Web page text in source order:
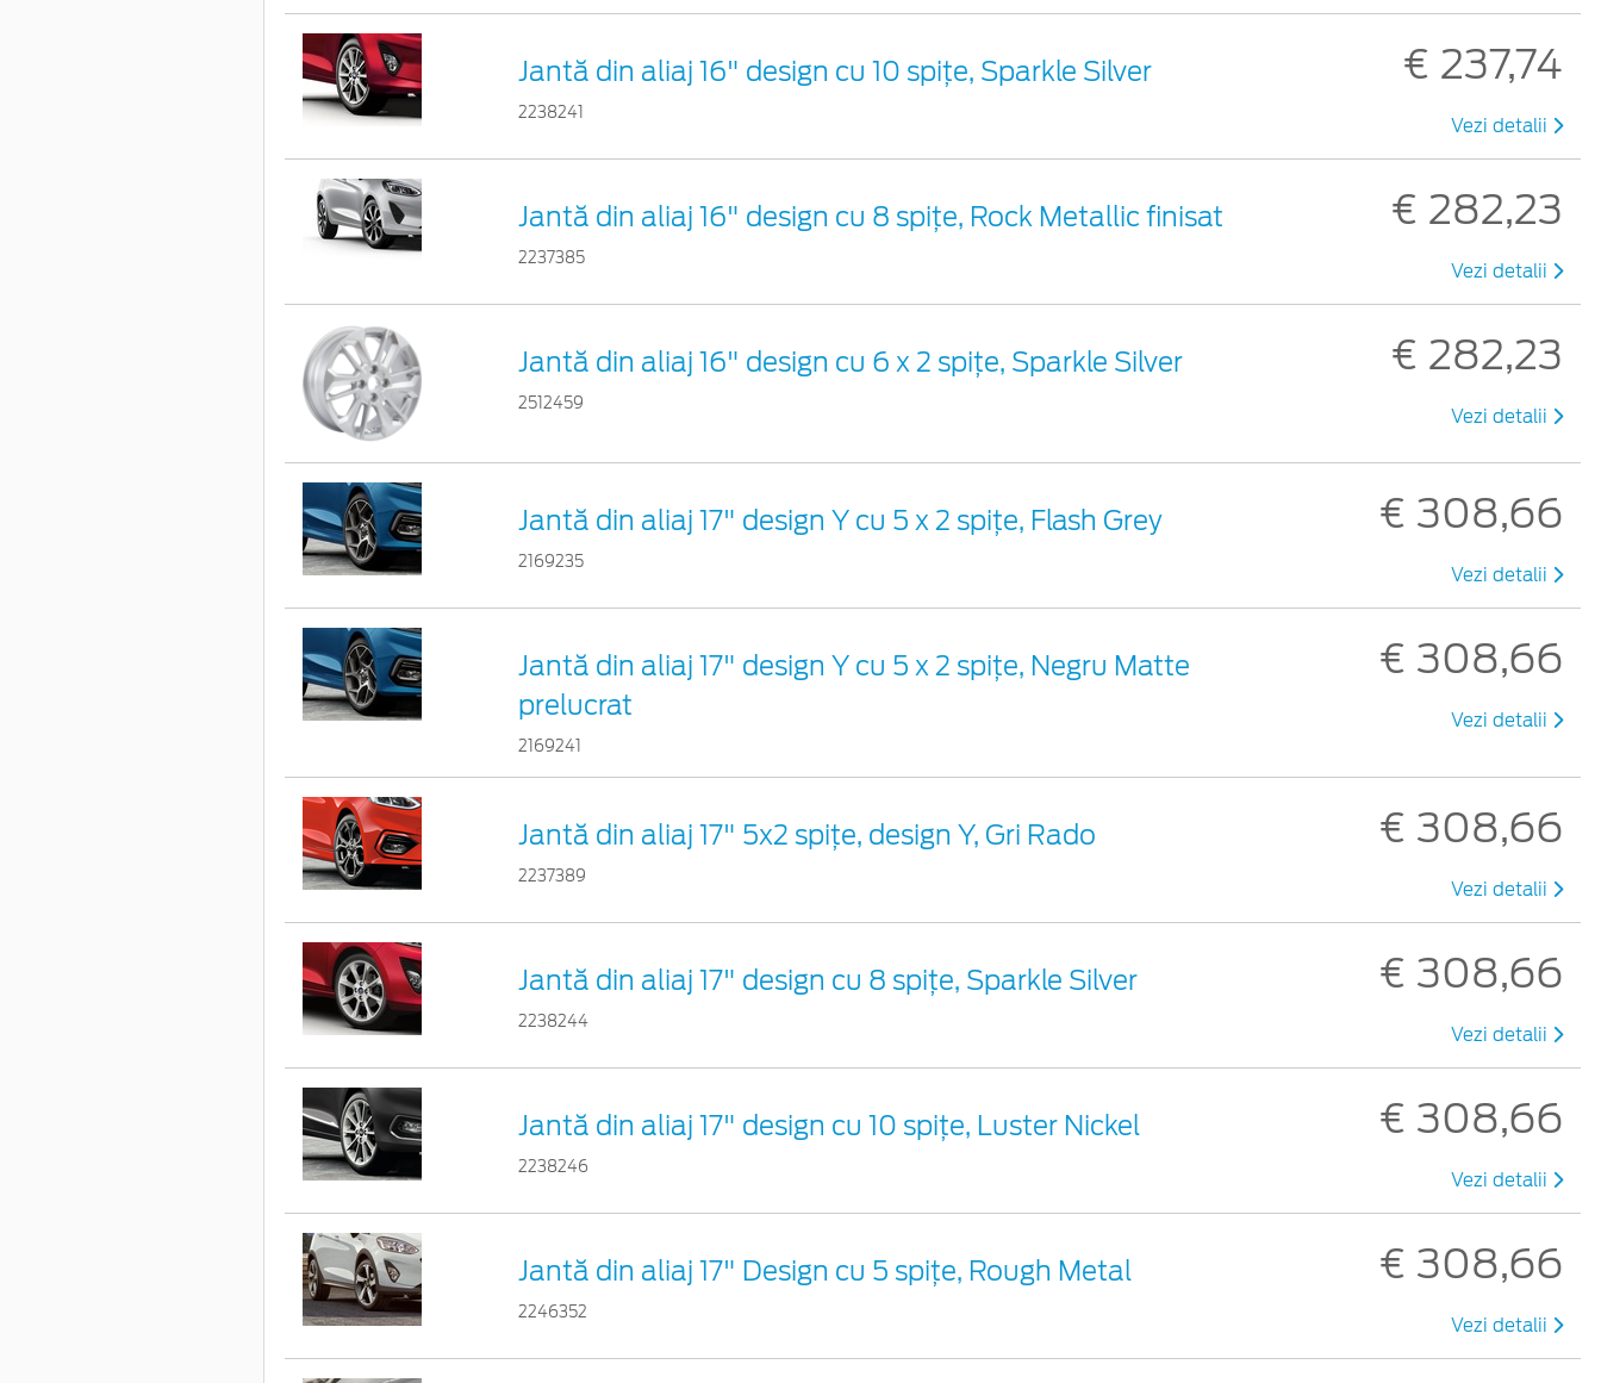
Jantă din aliaj 16" design cu 10 spițe, Sparkle Silver
2238241
€ 237,74
Vezi detalii
Jantă din aliaj 16" design cu 8 spițe, Rock Metallic finisat
2237385
€ 282,23
Vezi detalii
Jantă din aliaj 16" design cu 6 x 2 spiţe, Sparkle Silver
2512459
€ 282,23
Vezi detalii
Jantă din aliaj 17" design Y cu 5 x 2 spițe, Flash Grey
2169235
€ 308,66
Vezi detalii
Jantă din aliaj 17" design Y cu 5 x 2 spițe, Negru Matte
prelucrat
2169241
€ 308,66
Vezi detalii
Jantă din aliaj 17" 5x2 spițe, design Y, Gri Rado
2237389
€ 308,66
Vezi detalii
Jantă din aliaj 17" design cu 8 spițe, Sparkle Silver
2238244
€ 308,66
Vezi detalii
Jantă din aliaj 17" design cu 10 spiţe, Luster Nickel
2238246
€ 308,66
Vezi detalii
Jantă din aliaj 17" Design cu 5 spițe, Rough Metal
2246352
€ 308,66
Vezi detalii